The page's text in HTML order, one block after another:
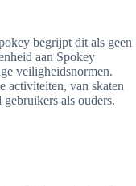
begrijpt dit als geen
aan Spokey
veiligheidsnormen.
activiteiten, van skaten
als ouders.